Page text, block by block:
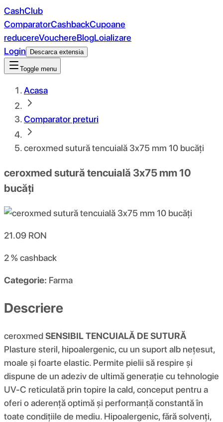
CashClub
ComparatorCashbackCupoane
reducereVouchereBlogLoializare
Login
Descarca extensia
Toggle menu
Acasa
Comparator preturi
ceroxmed sutură tencuială 3x75 mm 10 bucăți
ceroxmed sutură tencuială 3x75 mm 10
bucăți
21.09 RON
2 %cashback
Categorie: Farma
Descriere
ceroxmedSENSIBILTENCUIALĂ DE SUTURĂ
Plasture steril, hipoalergenic, cu un suport alb nețesut,
moale și foarte elastic. Permite pielii să respire și
dispune de un adeziv de ultimă generație cu tehnologie
UV-C reticulată prin topire la cald, conceput pentru a
oferi o aderență optimă și performanță constantă în
toate condițiile de mediu. Hipoalergenic, fără solvenți,